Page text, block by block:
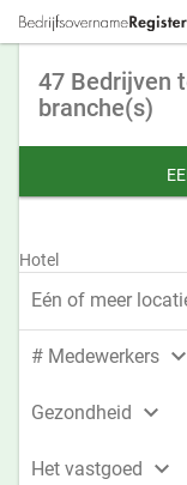
47 Bedrijven
branche(s)
Hotel
Eén of meer
# Medewerkers 
Gezondheid 
Het vastgoed 